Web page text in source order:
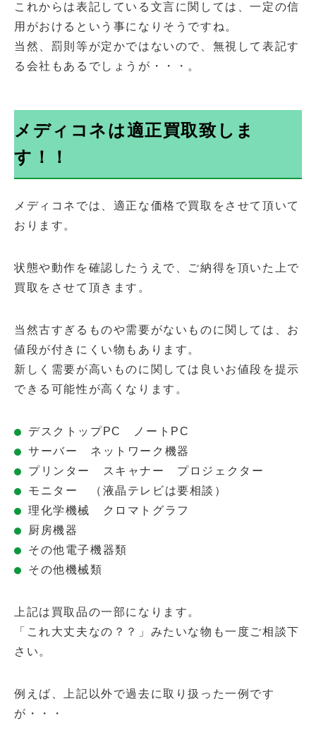
これからは表記している文言に関しては、一定の信
用がおけるという事になりそうですね。
当然、罰則等が定かではないので、無視して表記す
る会社もあるでしょうが・・・。
メディコネは適正買取致しま
す！！
メディコネでは、適正な価格で買取をさせて頂いて
おります。
状態や動作を確認したうえで、ご納得を頂いた上で
買取をさせて頂きます。
当然古すぎるものや需要がないものに関しては、お
値段が付きにくい物もあります。
新しく需要が高いものに関しては良いお値段を提示
できる可能性が高くなります。
デスクトップPC ノートPC
サーバー ネットワーク機器
プリンター スキャナー プロジェクター
モニター （液晶テレビは要相談）
理化学機械 クロマトグラフ
厨房機器
その他電子機器類
その他機械類
上記は買取品の一部になります。
「これ大丈夫なの？？」みたいな物も一度ご相談下
さい。
例えば、上記以外で過去に取り扱った一例です
が・・・